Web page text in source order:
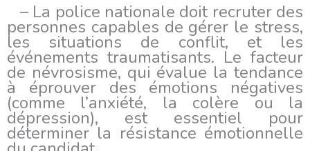
– La police nationale doit recruter des
personnes capables de gérer le stress,
les situations de conflit, et les
événements traumatisants. Le facteur
de névrosisme, qui évalue la tendance
à éprouver des émotions négatives
(comme l’anxiété, la colère ou la
dépression), est essentiel pour
déterminer la résistance émotionnelle